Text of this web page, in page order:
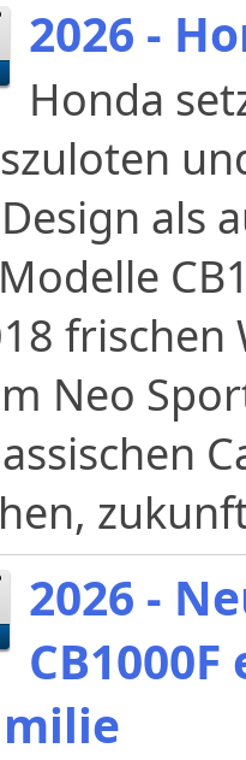
2026 -
Honda
als
frischen
Neo
2026 -